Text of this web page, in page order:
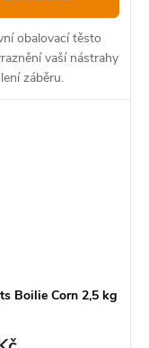
obalovací těsto
vaší nástrahy
záběru.
Boilie Corn 2,5 kg